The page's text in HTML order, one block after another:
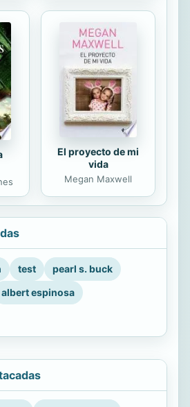
El proyecto de mi
vida
Megan Maxwell
test
pearl s. buck
albert espinosa